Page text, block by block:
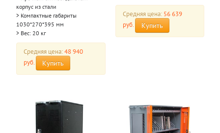
корпус из стали
> Компактные габариты
1030*270*395 мм
> Вес: 20 кг
Средняя цена:48 940
руб.
Купить
Средняя цена: 56 639
руб.
Купить